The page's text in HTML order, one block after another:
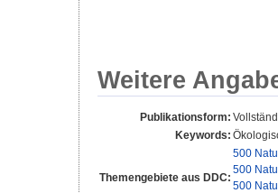
Weitere
Publikationsform:
Keywords:
Themengebiete aus DDC:
500
500
500